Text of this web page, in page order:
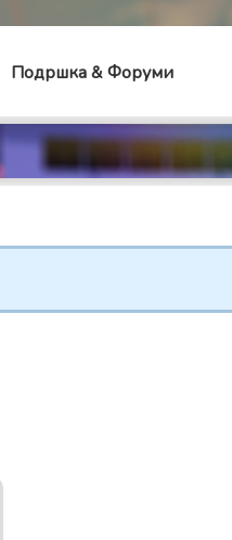
Подршка & Форуми